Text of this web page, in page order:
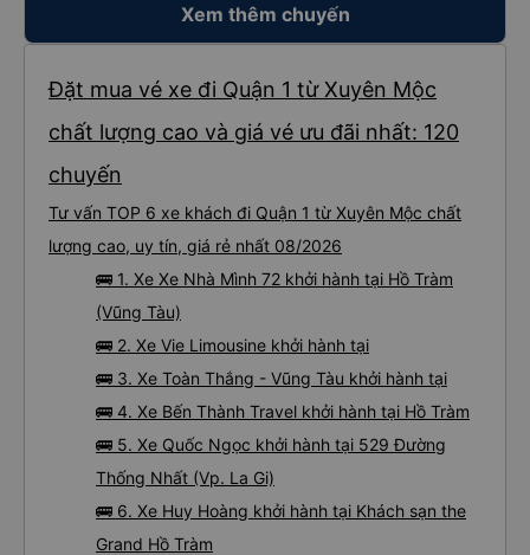
Xem thêm chuyến
Đặt mua vé xe đi Quận 1 từ Xuyên Mộc
chất lượng cao và giá vé ưu đãi nhất: 120
chuyến
Tư vấn TOP 6 xe khách đi Quận 1 từ Xuyên Mộc chất
lượng cao, uy tín, giá rẻ nhất 08/2026
🚌 1. Xe Xe Nhà Mình 72 khởi hành tại Hồ Tràm
(Vũng Tàu)
🚌 2. Xe Vie Limousine khởi hành tại
🚌 3. Xe Toàn Thắng - Vũng Tàu khởi hành tại
🚌 4. Xe Bến Thành Travel khởi hành tại Hồ Tràm
🚌 5. Xe Quốc Ngọc khởi hành tại 529 Đường
Thống Nhất (Vp. La Gi)
🚌 6. Xe Huy Hoàng khởi hành tại Khách sạn the
Grand Hồ Tràm